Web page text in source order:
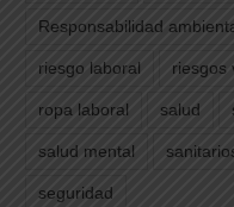
Responsabilidad
riesgo laboral riesgos
ropa laboral salud
salud mental
seguridad